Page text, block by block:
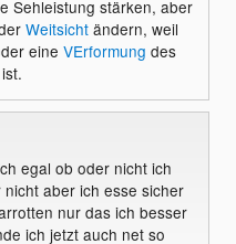
Sehleistung stärken, aber
Weitsichtändern, weil
eine VErformung des
egal ob oder nicht ich
aber ich esse sicher
nur das ich besser
ich jetzt auch net so